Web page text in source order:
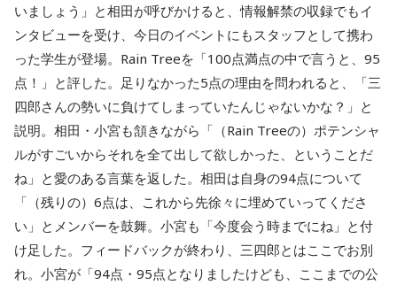
いましょう」と相田が呼びかけると、情報解禁の収録でもイ
ンタビューを受け、今日のイベントにもスタッフとして携わ
った学生が登場。Rain Treeを「100点満点の中で言うと、95
点！」と評した。足りなかった5点の理由を問われると、「三
四郎さんの勢いに負けてしまっていたんじゃないかな？」と
説明。相田・小宮も頷きながら「（Rain Treeの）ポテンシャ
ルがすごいからそれを全て出して欲しかった、ということだ
ね」と愛のある言葉を返した。相田は自身の94点について
「（残りの）6点は、これから先徐々に埋めていってくださ
い」とメンバーを鼓舞。小宮も「今度会う時までにね」と付
け足した。フィードバックが終わり、三四郎とはここでお別
れ。小宮が「94点・95点となりましたけども、ここまでの公